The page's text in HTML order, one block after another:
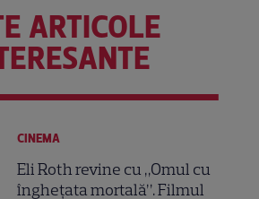
ARTICOLE
CINEMA
Eli Roth revine cu „Omul cu
înghețata mortală”. Filmul